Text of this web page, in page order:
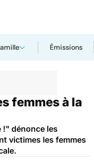
Émissions
femmes à la
!" dénonce les
victimes les femmes